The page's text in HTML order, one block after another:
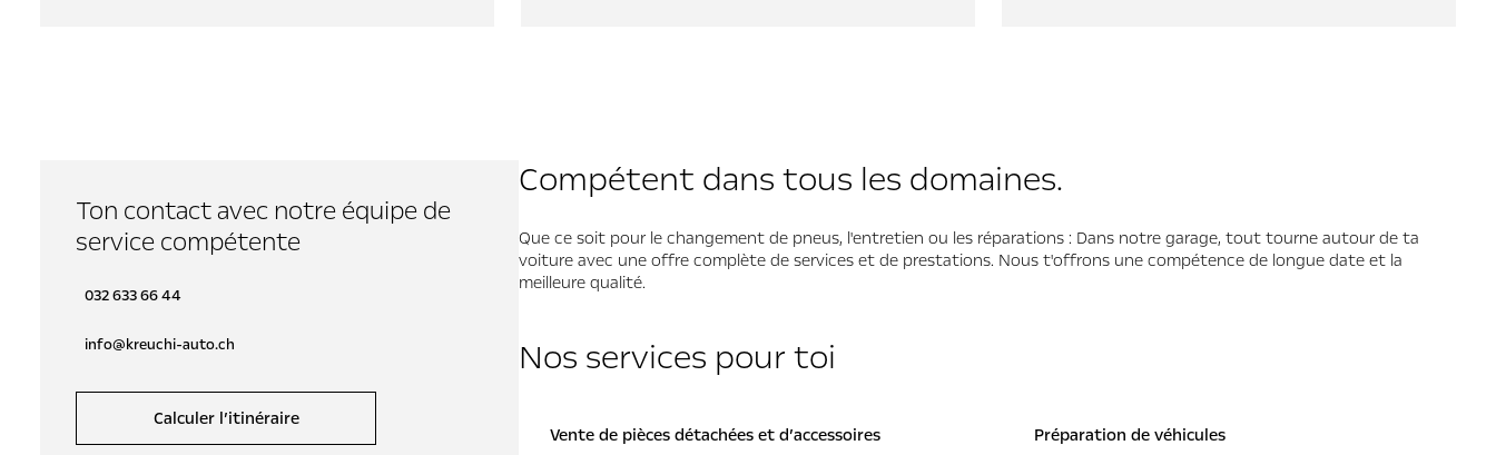
Compétent dans tous les domaines.
Que ce soit pour le changement de pneus, l'entretien ou les réparations : Dans notre garage, tout tourne autour de ta
voiture avec une offre complète de services et de prestations. Nous t'offrons une compétence de longue date et la
meilleure qualité.
Nos services pour toi
Vente de pièces détachées et d’accessoires Préparation de véhicules
Ton contact avec notre équipe de
service compétente
032 633 66 44
info@kreuchi-auto.ch
Calculer l’itinéraire